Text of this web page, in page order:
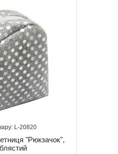
20820
"Рюкзачок",